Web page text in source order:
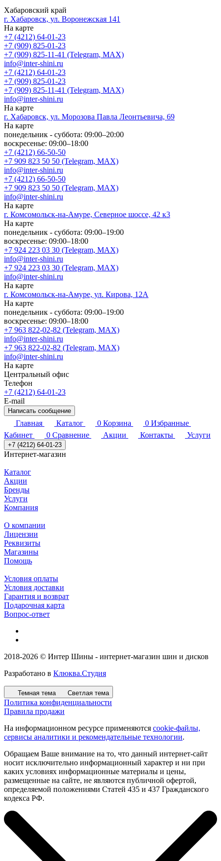
Хабаровский край
г. Хабаровск, ул. Воронежская 141
На карте
+7 (4212) 64-01-23
+7 (909) 825-01-23
+7 (909) 825-11-41 (Telegram, MAX)
info@inter-shini.ru
+7 (4212) 64-01-23
+7 (909) 825-01-23
+7 (909) 825-11-41 (Telegram, MAX)
info@inter-shini.ru
На карте
г. Хабаровск, ул. Морозова Павла Леонтьевича, 69
На карте
понедельник - суббота: 09:00–20:00
воскресенье: 09:00–18:00
+7 (4212) 66-50-50
+7 909 823 50 50 (Telegram, MAX)
info@inter-shini.ru
+7 (4212) 66-50-50
+7 909 823 50 50 (Telegram, MAX)
info@inter-shini.ru
На карте
г. Комсомольск-на-Амуре, Северное шоссе, 42 к3
На карте
понедельник - суббота: 09:00–19:00
воскресенье: 09:00–18:00
+7 924 223 03 30 (Telegram, MAX)
info@inter-shini.ru
+7 924 223 03 30 (Telegram, MAX)
info@inter-shini.ru
На карте
г. Комсомольск-на-Амуре, ул. Кирова, 12А
На карте
понедельник - суббота: 09:00–19:00
воскресенье: 09:00–18:00
+7 963 822-02-82 (Telegram, MAX)
info@inter-shini.ru
+7 963 822-02-82 (Telegram, MAX)
info@inter-shini.ru
На карте
Центральный офис
Телефон
+7 (4212) 64-01-23
E-mail
Написать сообщение
Главная Каталог 0 Корзина 0 Избранные
Кабинет
0 Сравнение Акции Контакты Услуги
+7 (4212) 64-01-23
Интернет-магазин
Каталог
Акции
Бренды
Услуги
Компания
О компании
Лицензии
Реквизиты
Магазины
Помощь
Условия оплаты
Условия доставки
Гарантия и возврат
Подарочная карта
Вопрос-ответ
2018-2026 © Интер Шины - интернет-магазин шин и дисков
Разработано в Клюква.Студия
Темная тема Светлая тема
Политика конфиденциальности
Правила продажи
На информационном ресурсе применяются cookie-файлы,
сервисы аналитики и рекомендательные технологии.
Обращаем Ваше внимание на то, что данный интернет-сайт
носит исключительно информационный характер и ни при
каких условиях информационные материалы и цены,
размещенные на сайте, не являются публичной офертой,
определяемой положениями Статей 435 и 437 Гражданского
кодекса РФ.